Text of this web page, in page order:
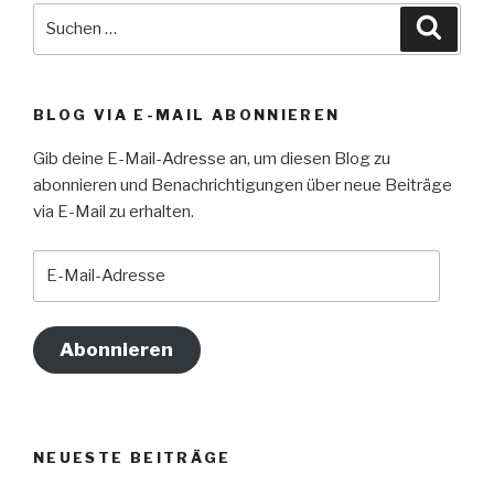
BLOG VIA E-MAIL ABONNIEREN
Gib deine E-Mail-Adresse an, um diesen Blog zu
abonnieren und Benachrichtigungen über neue Beiträge
via E-Mail zu erhalten.
Abonnieren
NEUESTE BEITRÄGE